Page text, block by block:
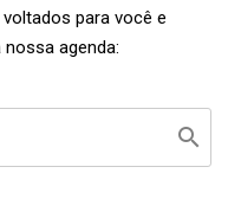
para você e
agenda: